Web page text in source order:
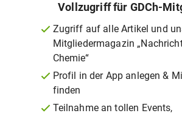
Vollzugriff für GDCh-
Zugriff auf alle Artikel und
Mitgliedermagazin
Chemie“
Profil in der App anlegen &
finden
Teilnahme an tollen Events,